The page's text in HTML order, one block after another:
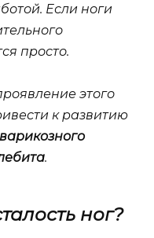
Если ноги
просто.
этого
к развитию
варикозного
.
ног?